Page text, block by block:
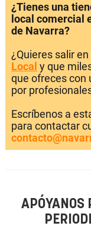
¿Tienes una
local comercial
de Navarra?
¿Quieres salir
Local y que
que ofreces con
por
Escríbenos a
para contactar
APÓYANOS